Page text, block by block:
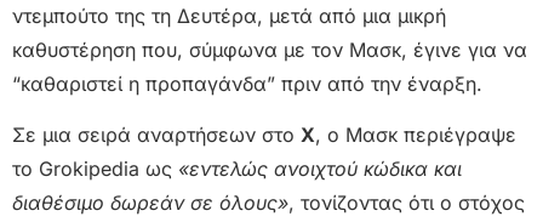
ντεμπούτο της τη Δευτέρα, μετά από μια μικρή
καθυστέρηση που, σύμφωνα με τον Μασκ, έγινε για να
“καθαριστεί η προπαγάνδα” πριν από την έναρξη.
Σε μια σειρά αναρτήσεων στο X, ο Μασκ περιέγραψε
το Grokipedia ως «εντελώς ανοιχτού κώδικα και
διαθέσιμο δωρεάν σε όλους», τονίζοντας ότι ο στόχος